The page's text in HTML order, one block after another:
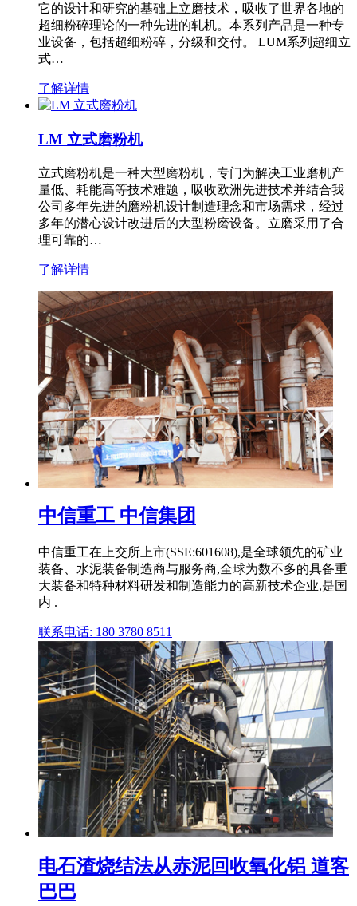
它的设计和研究的基础上立磨技术，吸收了世界各地的
超细粉碎理论的一种先进的轧机。本系列产品是一种专
业设备，包括超细粉碎，分级和交付。 LUM系列超细立
式…
了解详情
LM 立式磨粉机
立式磨粉机是一种大型磨粉机，专门为解决工业磨机产
量低、耗能高等技术难题，吸收欧洲先进技术并结合我
公司多年先进的磨粉机设计制造理念和市场需求，经过
多年的潜心设计改进后的大型粉磨设备。立磨采用了合
理可靠的…
了解详情
中信重工 中信集团
中信重工在上交所上市(SSE:601608),是全球领先的矿业
装备、水泥装备制造商与服务商,全球为数不多的具备重
大装备和特种材料研发和制造能力的高新技术企业,是国
内 .
联系电话: 180 3780 8511
电石渣烧结法从赤泥回收氧化铝 道客
巴巴